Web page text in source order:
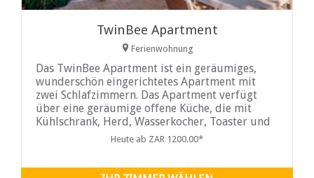
TwinBee Apartment
Ferienwohnung
Das TwinBee Apartment ist ein geräumiges,
wunderschön eingerichtetes Apartment mit
zwei Schlafzimmern. Das Apartment verfügt
über eine geräumige offene Küche, die mit
Kühlschrank, Herd, Wasserkocher, Toaster und
Waschmaschine sowie ausreichend
komfortablen Platz zum Entspannen wie die
Heute ab ZAR 1200.00*